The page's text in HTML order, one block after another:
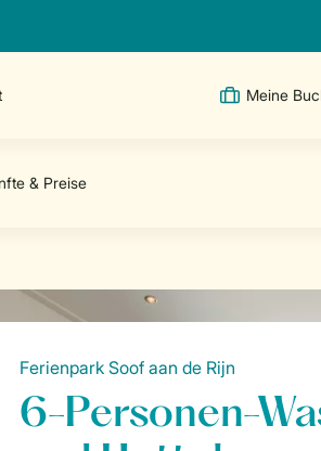
Meine
Ferienpark Soof aan de Rijn
6-Personen-